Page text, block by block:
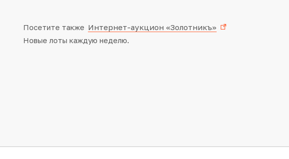
Посетите также Интернет-аукцион «Золотникъ»
Новые лоты каждую неделю.